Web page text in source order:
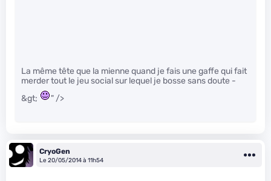
La même tête que la mienne quand je fais une gaffe qui fait
merder tout le jeu social sur lequel je bosse sans doute -
&gt;
" />
CryoGen
Le 20/05/2014 à 11h54